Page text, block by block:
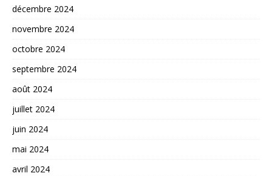
décembre 2024
novembre 2024
octobre 2024
septembre 2024
août 2024
juillet 2024
juin 2024
mai 2024
avril 2024